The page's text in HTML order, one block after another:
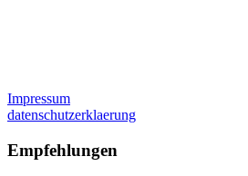
Impressum
datenschutzerklaerung
Empfehlungen